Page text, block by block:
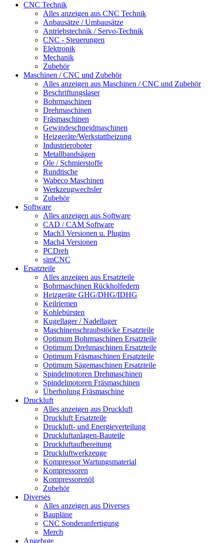
CNC Technik
Alles anzeigen aus CNC Technik
Anbausätze / Umbausätze
Antriebstechnik / Servo-Technik
CNC - Steuerungen
Elektronik
Mechanik
Zubehör
Maschinen / CNC und Zubehör
Alles anzeigen aus Maschinen / CNC und Zubehör
Beschriftungslaser
Bohrmaschinen
Drehmaschinen
Fräsmaschinen
Gewindeschneidmaschinen
Heizgeräte/Werkstattheizung
Industrieroboter
Metallbandsägen
Öle / Schmierstoffe
Rundtische
Wabeco Maschinen
Werkzeugwechsler
Zubehör
Software
Alles anzeigen aus Software
CAD / CAM Software
Mach3 Versionen u. Plugins
Mach4 Versionen
PCDreh
simCNC
Ersatzteile
Alles anzeigen aus Ersatzteile
Bohrmaschinen Rückholfedern
Heizgeräte GHG/DHG/IDHG
Keilriemen
Kohlebürsten
Kugellager / Nadellager
Maschinenschraubstöcke Ersatzteile
Optimum Bohrmaschinen Ersatzteile
Optimum Drehmaschinen Ersatzteile
Optimum Fräsmaschinen Ersatzteile
Optimum Sägemaschinen Ersatzteile
Spindelmotoren Drehmaschinen
Spindelmotoren Fräsmaschinen
Überholung Fräsmaschine
Druckluft
Alles anzeigen aus Druckluft
Druckluft Ersatzteile
Druckluft- und Energieverteilung
Druckluftanlagen-Bauteile
Druckluftaufbereitung
Druckluftwerkzeuge
Kompressor Wartungsmaterial
Kompressoren
Kompressorenöl
Zubehör
Diverses
Alles anzeigen aus Diverses
Baupläne
CNC Sonderanfertigung
Merch
Angebote